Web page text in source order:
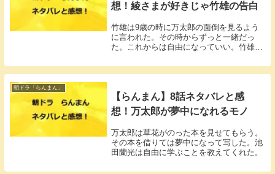
想！綾さまが好きじゃ竹雄の告白
竹雄は9歳の時に万太郎の面倒を見るよう
に言われた。その時からずっと一緒だっ
た。これからは自由になっていい。竹雄は
朝ドラ「らんまん」
【らんまん】8話ネタバレと感
想！万太郎が夢中になれるモノ
万太郎は草花がのった本を見せてもらう。
その本を借りては夢中になって写した。池
田蘭光は自由に学ぶことを教えてくれた。